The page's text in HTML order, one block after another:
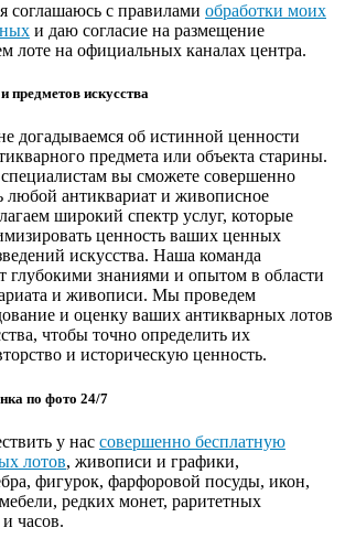
соглашаюсь с правилами обработки моих
и даю согласие на размещение
лоте на официальных каналах центра.
предметов искусства
догадываемся об истинной ценности
предмета или объекта старины.
вы сможете совершенно
любой антиквариат и живописное
широкий спектр услуг, которые
ценность ваших ценных
искусства. Наша команда
глубокими знаниями и опытом в области
и живописи. Мы проведем
и оценку ваших антикварных лотов
чтобы точно определить их
и историческую ценность.
по фото 24/7
у нас совершенно бесплатную
лотов, живописи и графики,
фигурок, фарфоровой посуды, икон,
редких монет, раритетных
часов.